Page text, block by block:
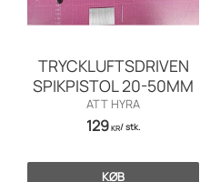
TRYCKLUFTSDRIVEN
SPIKPISTOL 20-50MM
ATT HYRA
129KR/stk.
KØB